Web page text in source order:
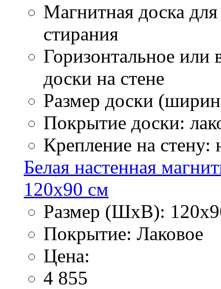
Магнитная доска
стирания
Горизонтальное или
доски на стене
Размер доски
Покрытие доски:
Крепление на стену:
Белая настенная
120х90 см
Размер (ШхВ):
Покрытие: Лаковое
Цена:
4 855